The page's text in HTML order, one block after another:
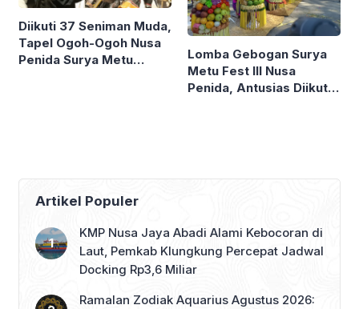
Diikuti 37 Seniman Muda,
Tapel Ogoh-Ogoh Nusa
Penida Surya Metu
Lomba Gebogan Surya
Metu Fest III Nusa
Penida, Antusias Diikuti
Artikel Populer
KMP Nusa Jaya Abadi Alami Kebocoran di
Laut, Pemkab Klungkung Percepat Jadwal
Docking Rp3,6 Miliar
Ramalan Zodiak Aquarius Agustus 2026: